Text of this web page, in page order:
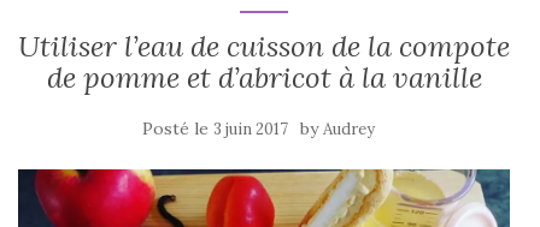
Utiliser l’eau de cuisson de la compote
de pomme et d’abricot à la vanille
Posté le 3 juin 2017 byAudrey